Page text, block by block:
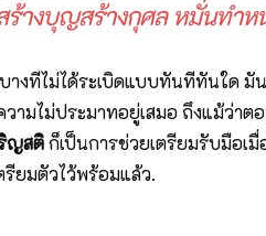
สร้างบุญสร้างกุศล หมั่นทำ
งทีไม่ได้ระเบิดแบบทันทีทันใด มั
ไม่ประมาทอยู่เสมอ ถึงแม้ว่าตอ
ญสติก็เป็นการช่วยเตรียมรับมือเมื่
รียมตัวไว้พร้อมแล้ว.